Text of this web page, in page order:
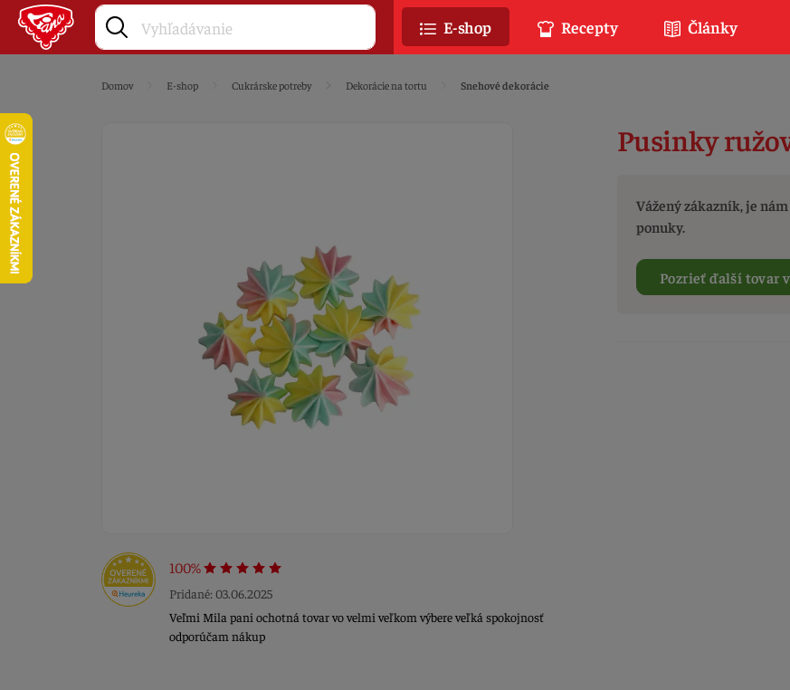
Domov E-shop Cukrárske potreby Dekorácie na tortu Snehové dekorácie
100%
Pridané: 03.06.2025
Veľmi Mila pani ochotná tovar vo velmi veľkom výbere veľká spokojnosť
odporúčam nákup
Pusinky
Vážený zákazník, je
ponuky.
Pozrieť ďalší tovar
E-shop Recepty Články